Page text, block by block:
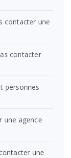
contacter une
contacter
personnes
une agence
une